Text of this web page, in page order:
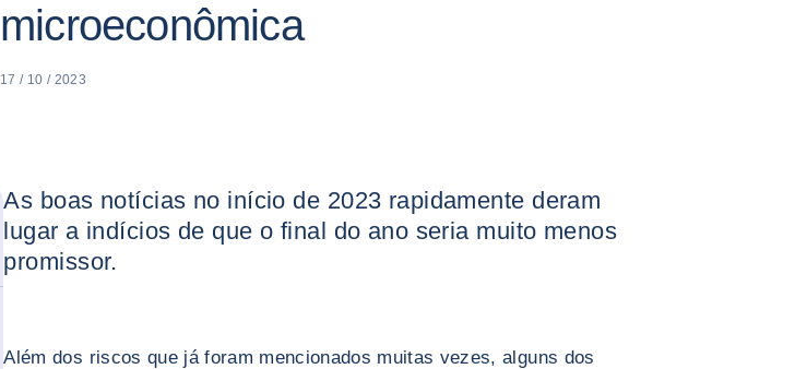
microeconômica
17 / 10 / 2023
As boas notícias no início de 2023 rapidamente deram
lugar a indícios de que o final do ano seria muito menos
promissor.
Além dos riscos que já foram mencionados muitas vezes, alguns dos